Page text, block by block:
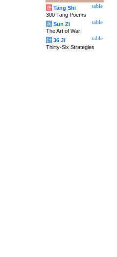
table
唐 Tang Shi
300 Tang Poems
table
兵 Sun Zi
The Art of War
table
计 36 Ji
Thirty-Six Strategies